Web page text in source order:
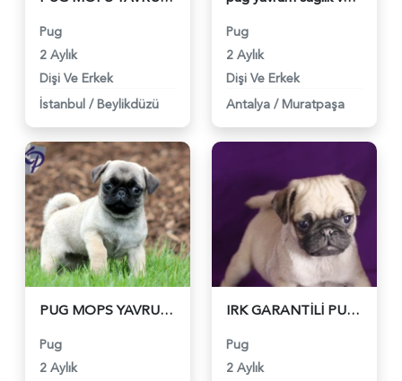
Pug
2 Aylık
Dişi Ve Erkek
İstanbul / Beylikdüzü
Pug
2 Aylık
Dişi Ve Erkek
Antalya / Muratpaşa
PUG MOPS YAVRULAR EV ÜRETİMİ - 5656
Pug
2 Aylık
IRK GARANTİLİ PUG YAVRULARI - 5621
Pug
2 Aylık